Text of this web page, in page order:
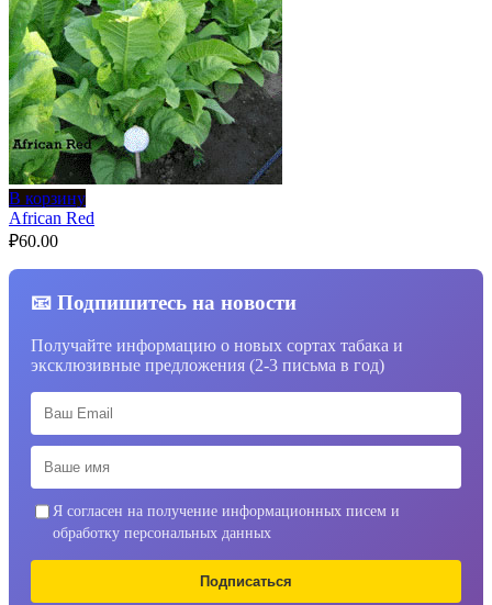
В корзину
African Red
₽60.00
📧 Подпишитесь на новости
Получайте информацию о новых сортах табака и
эксклюзивные предложения (2-3 письма в год)
Я согласен на получение информационных писем и
обработку персональных данных
Подписаться